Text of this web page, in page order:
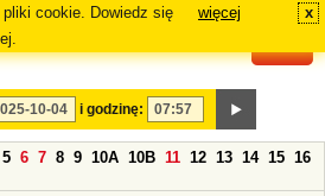
cookie. Dowiedz się
więcej x
i godzinę:
5 6 7 8 9 10A 10B 11 12 13 14 15 16